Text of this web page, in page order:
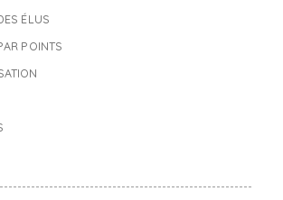
ÉLUS
POINTS